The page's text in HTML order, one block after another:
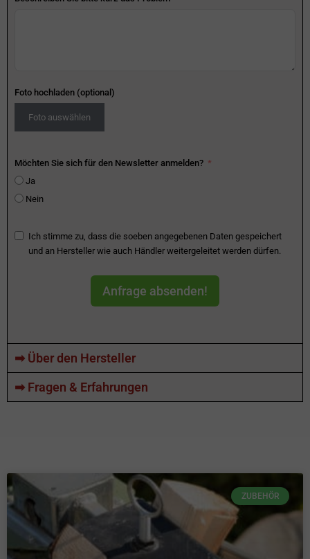
Foto hochladen (optional)
Foto auswählen
Möchten Sie sich für den Newsletter anmelden?
Ja
Nein
Ich stimme zu, dass die soeben angegebenen Daten gespeichert
und an Hersteller wie auch Händler weitergeleitet werden dürfen.
Anfrage absenden!
➡ Über den Hersteller
➡ Fragen & Erfahrungen
ZUBEHÖR